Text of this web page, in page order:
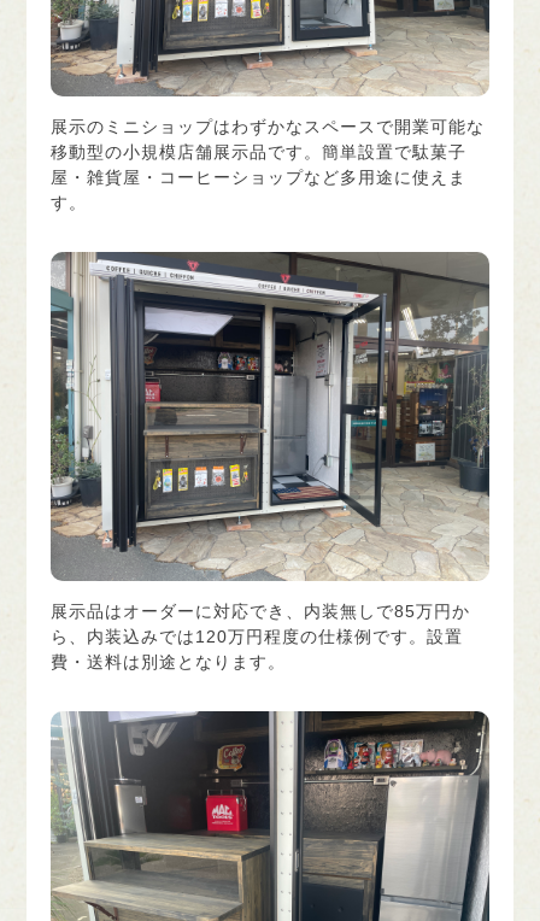
展示のミニショップはわずかなスペースで開業可能な
移動型の小規模店舗展示品です。簡単設置で駄菓子
屋・雑貨屋・コーヒーショップなど多用途に使えま
す。
展示品はオーダーに対応でき、内装無しで85万円か
ら、内装込みでは120万円程度の仕様例です。設置
費・送料は別途となります。